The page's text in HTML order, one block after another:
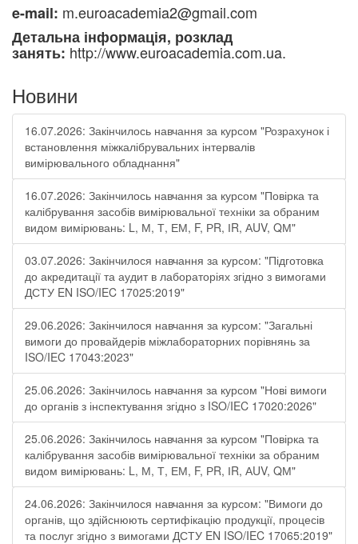
e-mail: m.euroacademia2@gmail.com
Детальна інформація, розклад
занять: http://www.euroacademia.com.ua.
Новини
16.07.2026: Закінчилось навчання за курсом "Розрахунок і
встановлення міжкалібрувальних інтервалів
вимірювального обладнання"
16.07.2026: Закінчилось навчання за курсом "Повірка та
калібрування засобів вимірювальної техніки за обраним
видом вимірювань: L, М, Т, ЕМ, F, РR, ІR, АUV, QМ"
03.07.2026: Закінчилося навчання за курсом: "Підготовка
до акредитації та аудит в лабораторіях згідно з вимогами
ДСТУ EN ISO/IEC 17025:2019"
29.06.2026: Закінчилося навчання за курсом: "Загальні
вимоги до провайдерів міжлабораторних порівнянь за
ISO/IEC 17043:2023"
25.06.2026: Закінчилось навчання за курсом "Нові вимоги
до органів з інспектування згідно з ISO/IEC 17020:2026"
25.06.2026: Закінчилось навчання за курсом "Повірка та
калібрування засобів вимірювальної техніки за обраним
видом вимірювань: L, М, Т, ЕМ, F, РR, ІR, АUV, QМ"
24.06.2026: Закінчилося навчання за курсом: "Вимоги до
органів, що здійснюють сертифікацію продукції, процесів
та послуг згідно з вимогами ДСТУ EN ISO/IEC 17065:2019"